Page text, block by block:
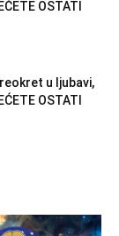
OSTATI
u ljubavi,
OSTATI